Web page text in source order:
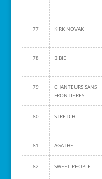
77 KIRK NOVAK
78 BIBIE
79
CHANTEURS SANS
FRONTIERES
80 STRETCH
81 AGATHE
82 SWEET PEOPLE